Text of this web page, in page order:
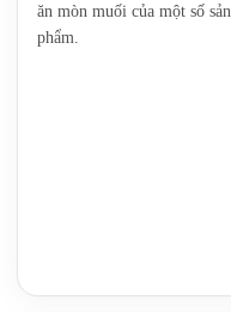
ăn mòn muối của một số sản
phẩm.